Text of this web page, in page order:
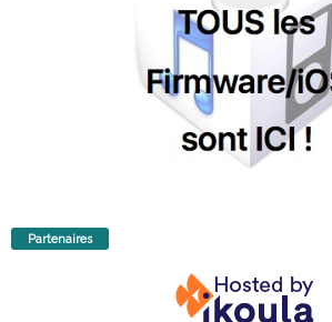
Partenaires